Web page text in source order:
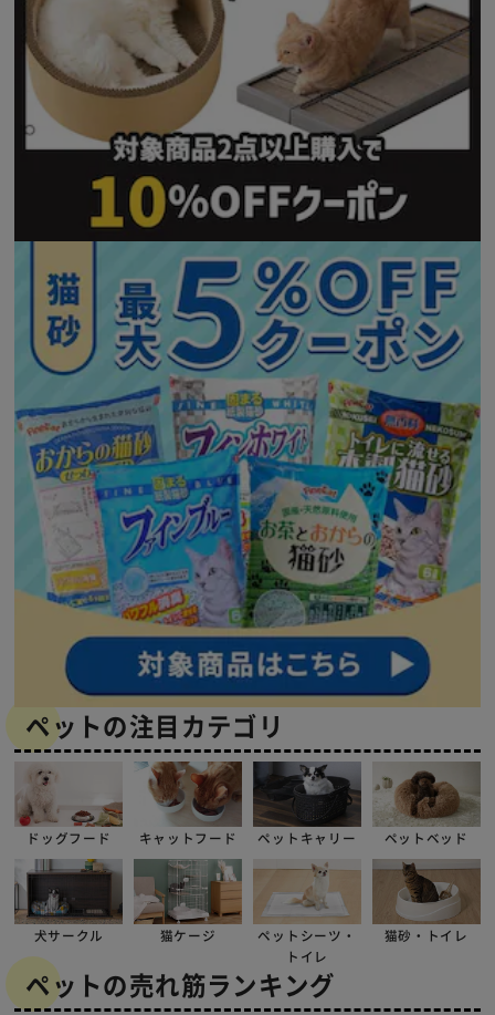
ペットの注目カテゴリ
ドッグフード キャットフード ペットキャリー ペットベッド
犬サークル 猫ケージ
ペットシーツ・
トイレ
猫砂・トイレ
ペットの売れ筋ランキング